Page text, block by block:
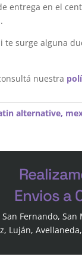
entrega en el
te surge alguna
nuestra
alternative,
Envios a
San Fernando,
Luján,